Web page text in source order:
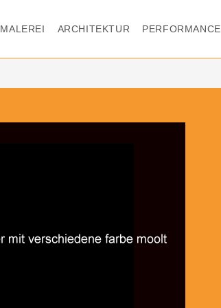
MALEREI ARCHITEKTUR PERFORMANCE